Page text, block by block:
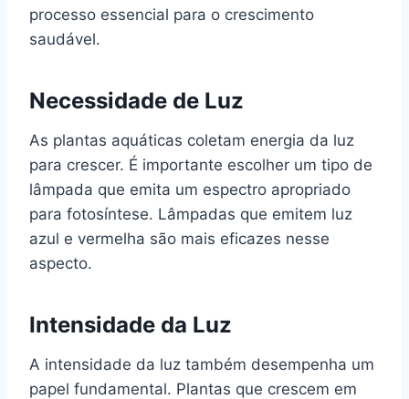
processo essencial para o crescimento
saudável.
Necessidade de Luz
As plantas aquáticas coletam energia da luz
para crescer. É importante escolher um tipo de
lâmpada que emita um espectro apropriado
para fotosíntese. Lâmpadas que emitem luz
azul e vermelha são mais eficazes nesse
aspecto.
Intensidade da Luz
A intensidade da luz também desempenha um
papel fundamental. Plantas que crescem em